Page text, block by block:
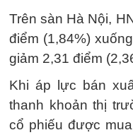
Trên sàn Hà Nội,
điểm (1,84%)
giảm 2,31 điểm
Khi áp lực bán
thanh khoản thị
cổ phiếu được